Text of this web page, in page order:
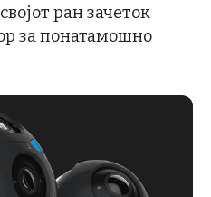
ран зачеток
за понатамошно